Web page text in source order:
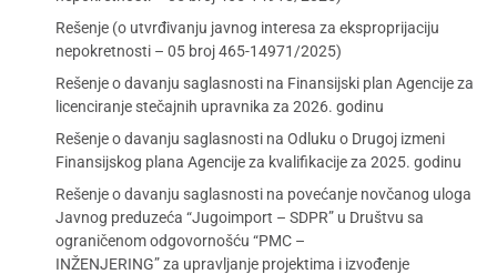
Rešenje (o utvrđivanju javnog interesa za eksproprijaciju
nepokretnosti – 05 broj 465-14971/2025)
Rešenje o davanju saglasnosti na Finansijski plan Agencije za
licenciranje stečajnih upravnika za 2026. godinu
Rešenje o davanju saglasnosti na Odluku o Drugoj izmeni
Finansijskog plana Agencije za kvalifikacije za 2025. godinu
Rešenje o davanju saglasnosti na povećanje novčanog uloga
Javnog preduzeća “Jugoimport – SDPR” u Društvu sa
ograničenom odgovornošću “PMC –
INŽENJERING” za upravljanje projektima i izvođenje